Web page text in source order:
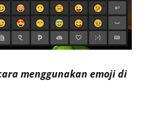
menggunakan emoji di